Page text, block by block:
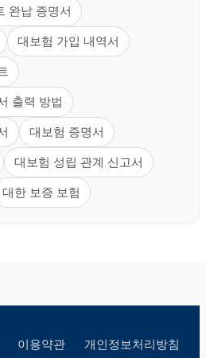
완납 증명서
대보험 가입 내역서
출력 방법
대보험 증명서
대보험 성립 관계 신고서
대한 보증 보험
이용약관
개인정보처리방침